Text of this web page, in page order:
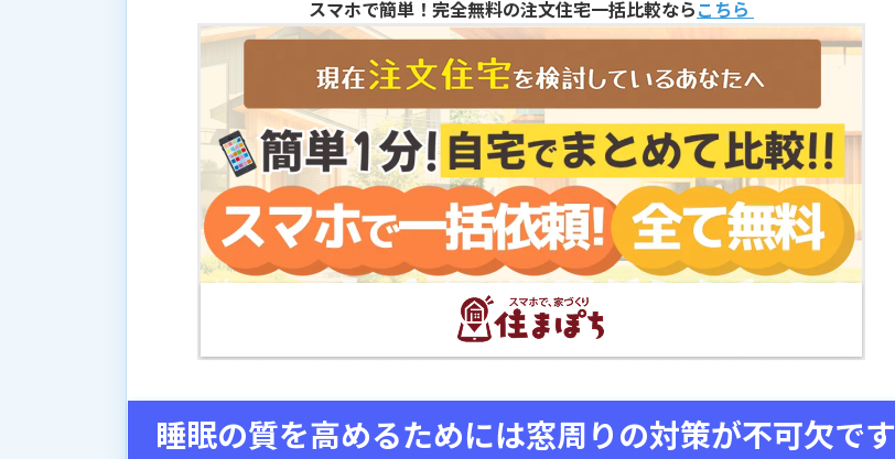
スマホで簡単！完全無料の注文住宅一括比較ならこちら
睡眠の質を高めるためには窓周りの対策が不可欠です